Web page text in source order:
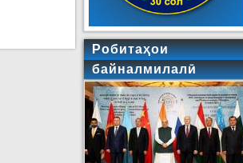
тарма дар Тоҷикобод ва ВМКБ
Робитаҳои
байналмилалӣ